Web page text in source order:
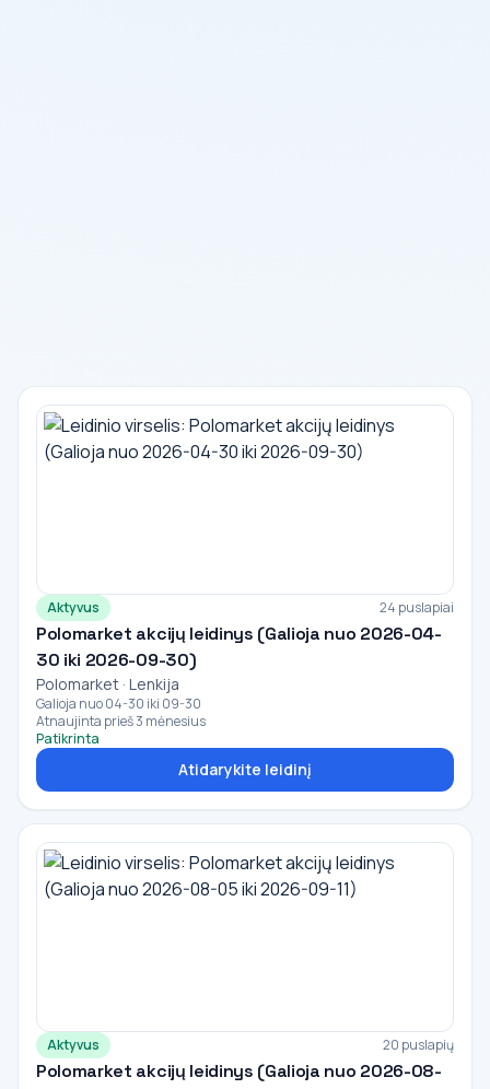
Aktyvus 24 puslapiai
Polomarket akcijų leidinys (Galioja nuo 2026-04-
30 iki 2026-09-30)
Polomarket · Lenkija
Galioja nuo 04-30 iki 09-30
Atnaujinta prieš 3 mėnesius
Patikrinta
Atidarykite leidinį
Aktyvus 20 puslapių
Polomarket akcijų leidinys (Galioja nuo 2026-08-